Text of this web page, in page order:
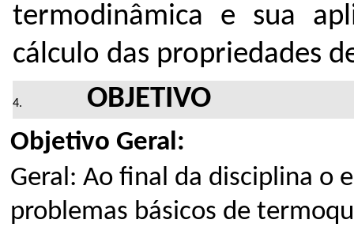
termodinâmica e sua
cálculo das propriedades
OBJETIVO
Objetivo Geral:
Geral: Ao final da disciplina o
problemas básicos de